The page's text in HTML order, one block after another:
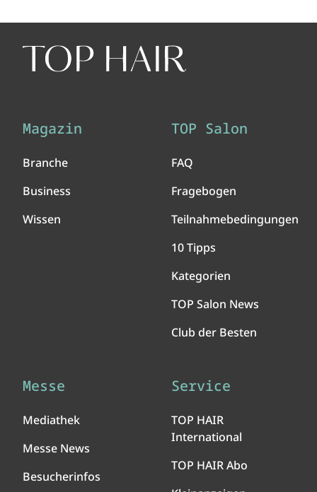
Magazin
Branche
Business
Wissen
TOP Salon
FAQ
Fragebogen
Teilnahmebedingungen
10 Tipps
Kategorien
TOP Salon News
Club der Besten
Messe
Mediathek
Messe News
Besucherinfos
Service
TOP HAIR
International
TOP HAIR Abo